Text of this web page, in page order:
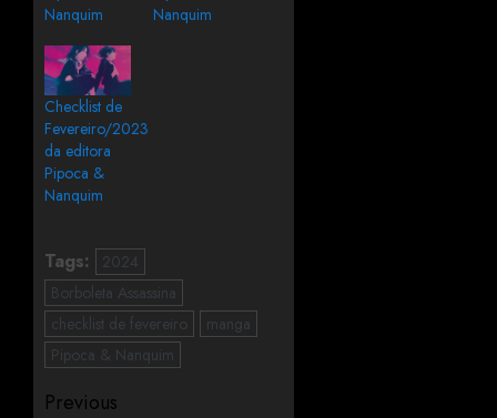
Nanquim
Nanquim
Checklist de
Fevereiro/2023
da editora
Pipoca &
Nanquim
Tags:
2024
Borboleta Assassina
checklist de fevereiro
manga
Pipoca & Nanquim
Previous